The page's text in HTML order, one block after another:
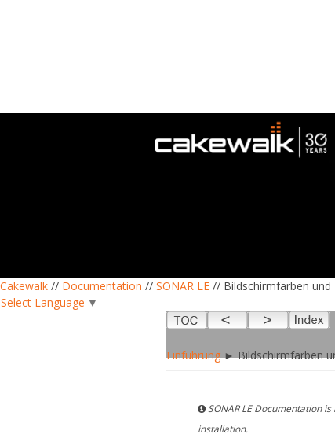
Cakewalk // Documentation // SONAR LE // Bildschirmfarben und
Select Language ▼
Einführung► Bildschirmfarben
SONAR LE Documentation
installation.